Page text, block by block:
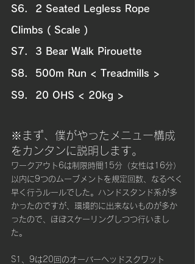
S6.  2 Seated Legless Rope
Climbs ( Scale )
S7.  3 Bear Walk Pirouette
S8.  500m Run < Treadmills >
S9.  20 OHS < 20kg >
※まず、僕がやったメニュー構成
をカンタンに説明します。
ワークアウト6は制限時間15分（女性は16分）
以内に9つのムーブメントを規定回数、なるべく
早く行うルールでした。ハンドスタンド系が多
かったのですが、環境的に出来ないものが多か
ったので、ほぼスケーリングしつつ行いまし
た。
S1、9は20回のオーバーヘッドスクワット